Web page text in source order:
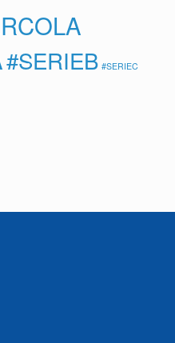
#SERIEB #SERIEC